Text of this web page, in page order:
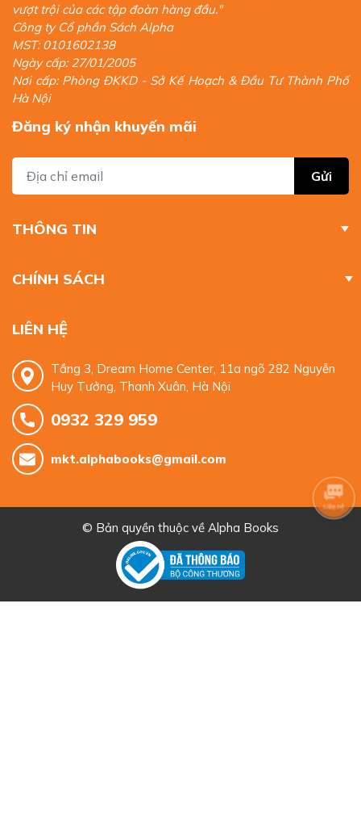
vượt trội của các tập đoàn hàng đầu."
Công ty Cổ phần Sách Alpha
MST: 0101602138
Ngày cấp: 27/01/2005
Nơi cấp: Phòng ĐKKD - Sở Kế Hoạch & Đầu Tư Thành Phố
Hà Nội
Đăng ký nhận khuyến mãi
Gửi
THÔNG TIN
CHÍNH SÁCH
LIÊN HỆ
Tầng 3, Dream Home Center, 11a ngõ 282 Nguyễn
Huy Tưởng, Thanh Xuân, Hà Nội
0932 329 959
mkt.alphabooks@gmail.com
© Bản quyền thuộc về Alpha Books